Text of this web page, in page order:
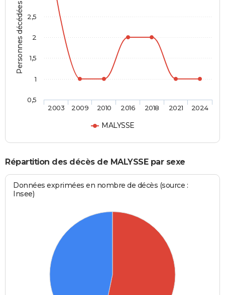
Personnes décédées
MALYSSE
2003 2009 2010 2016 2018 2021 2024
0,5
1
1,5
2
2,5
Répartition des décès de MALYSSE par sexe
Données exprimées en nombre de décès (source :
Insee)